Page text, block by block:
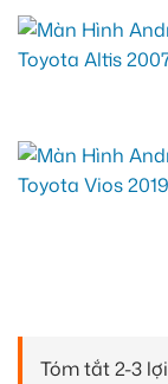
Tóm tắt 2-3